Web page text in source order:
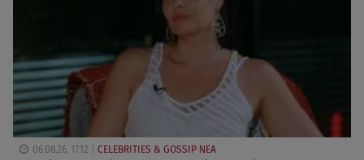
06.08.26, 17:12 CELEBRITIES & GOSSIP ΝΕΑ